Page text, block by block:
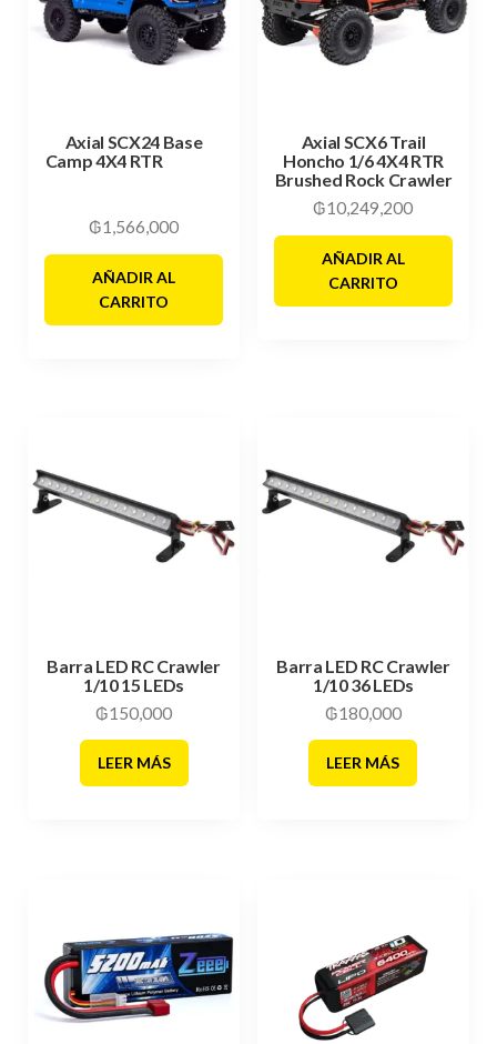
Axial SCX24 Base
Camp 4X4 RTR‎ ‎ ‎ ‎ ‎ ‎ ‎ ‎ ‎ ‎ ‎ ‎ ‎ ‎ ‎ ‎ ‎ ‎ ‎ ‎ ‎
₲1,566,000
AÑADIR AL
CARRITO
Axial SCX6 Trail
Honcho 1/6 4X4 RTR
Brushed Rock Crawler
₲10,249,200
AÑADIR AL
CARRITO
Barra LED RC Crawler
1/10 15 LEDs
₲150,000
LEER MÁS
Barra LED RC Crawler
1/10 36 LEDs
₲180,000
LEER MÁS